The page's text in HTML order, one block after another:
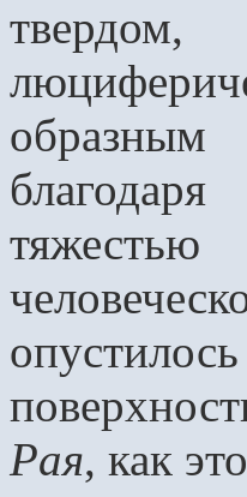
образным
тяжестью
Pая, как